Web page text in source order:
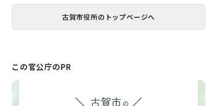
古賀市役所のトップページへ
この官公庁のPR